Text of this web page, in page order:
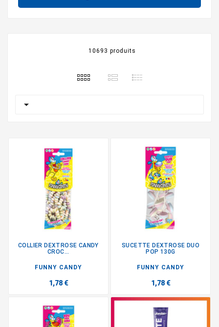
10693 produits

COLLIER DEXTROSE CANDY
CROC...
FUNNY CANDY
1,78 €
SUCETTE DEXTROSE DUO
POP 130G
FUNNY CANDY
1,78 €